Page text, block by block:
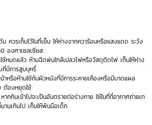
ควรเก็บไว้ในที่เย็น ให้ห่างจากควาร้อนหรือแสงแดด ระวัง
องศาเซลเซียส
ใช้หมดแล้ว ห้ามฉีดพ่นใกล้เปลวไฟหรือวัสดุติดไฟ เก็บให้ห่าง
มีการสูบบุหรี่
หรือห้ามใช้กับผิวหนังที่มีการระคายเคืองหรือมีบาดแผล
ต้องหยุดใช้
กกินเข้าไปจะเป็นอันตรายต่อร่างกาย ใช้ในที่ที่อากาศถ่ายเท
นเกินไป เก็บให้พ้นมือเด็ก